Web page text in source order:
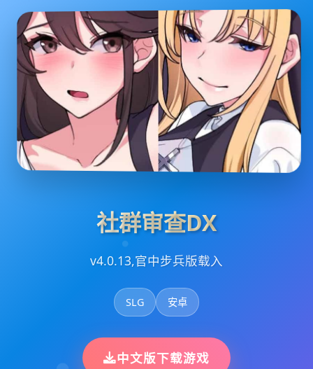
社群审查DX
v4.0.13,官中步兵版载入
SLG 安卓
中文版下载游戏